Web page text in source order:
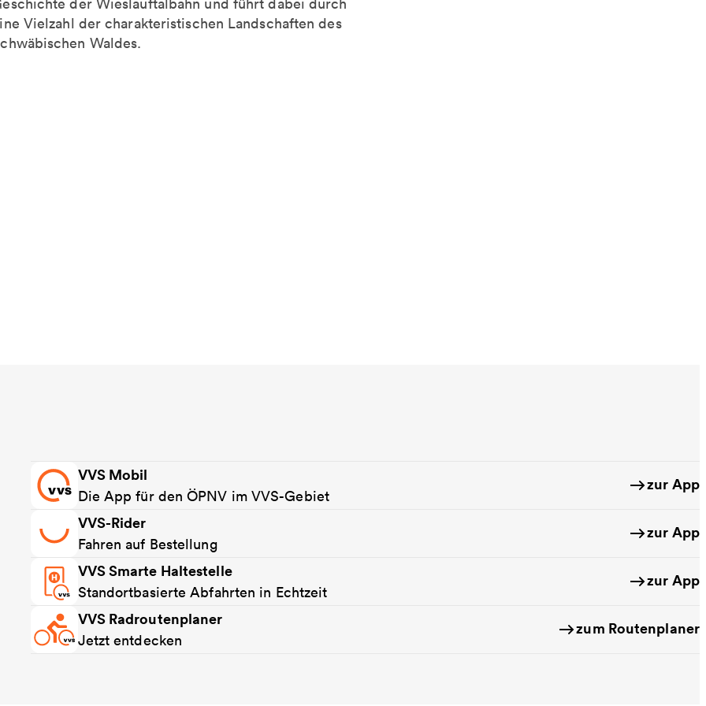
Vielzahl der charakteristischen Landschaften des
Waldes.
VVS Mobil
Die App für den ÖPNV im VVS-Gebiet
zur App
VVS-Rider
Fahren auf Bestellung
zur App
VVS Smarte Haltestelle
Standortbasierte Abfahrten in Echtzeit
zur App
VVS Radroutenplaner
Jetzt entdecken
zum Routenplaner